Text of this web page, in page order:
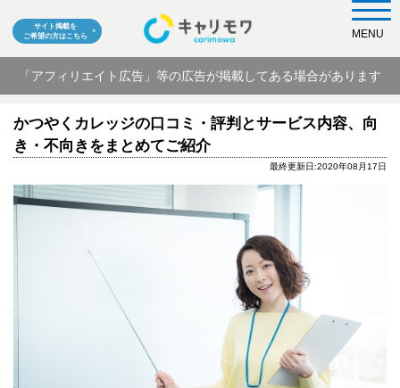
サイト掲載を
ご希望の方はこちら
「アフィリエイト広告」等の広告が掲載してある場合があります
MENU
かつやくカレッジの口コミ・評判とサービス内容、向
き・不向きをまとめてご紹介
最終更新日:2020年08月17日